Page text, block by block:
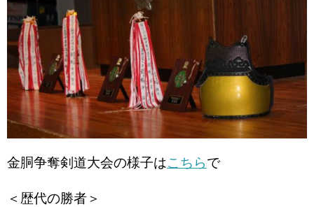
金胴争奪剣道大会の様子はこちらで
＜歴代の勝者＞